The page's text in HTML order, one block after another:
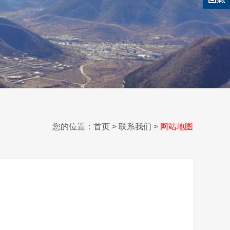
您的位置： 首页 > 联系我们 > 网站地图